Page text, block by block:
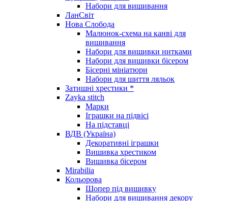
Набори для вишивання
ЛанСвіт
Нова Слобода
Малюнок-схема на канві для
вишивання
Набори для вишивки нитками
Набори для вишивки бісером
Бісерні мініатюри
Набори для шиття ляльок
Затишні хрестики *
Zayka stitch
Марки
Іграшки на підвісі
На підставці
ВДВ (Україна)
Декоративні іграшки
Вишивка хрестиком
Вишивка бісером
Mirabilia
Кольорова
Шопер під вишивку
Набори для вишивання декору